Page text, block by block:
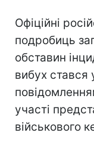
Офіційні
подробиць
обставин
вибух стався
участі
військового